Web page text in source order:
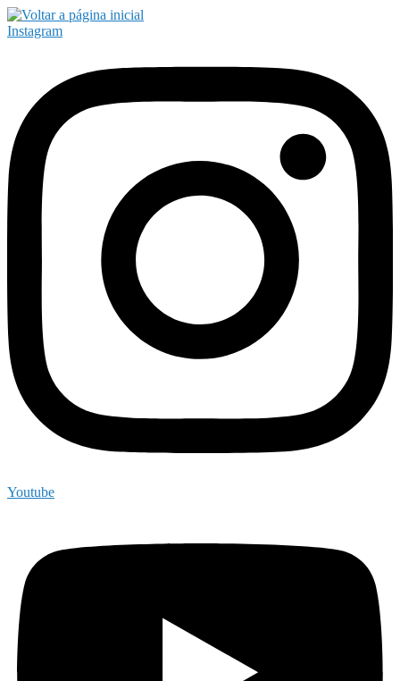
Instagram
Youtube